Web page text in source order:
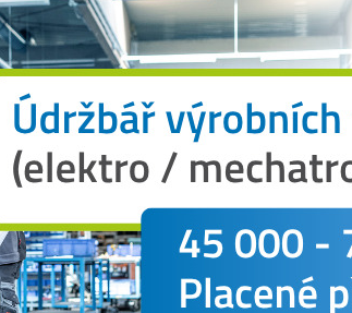
výši pouhých 50 korun, proto se také
tři tisícovky diváků. Za devadesát
udělat chybu. Více vzruchu přinesla až
Dynama. Místy až drtivému tlaku
Malcharka třicet minut před závěrečným
s gólovou příchutí nesklidilo, navíc
když Kraut nastřelil jen břevno.
podrobněji věnovat, jak už se